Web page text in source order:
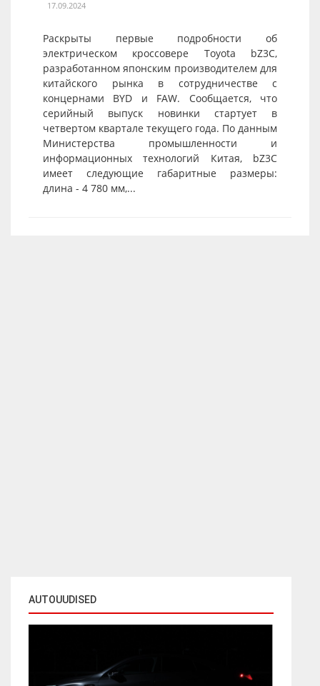
AUTOUUDISED
17.09.2024
Раскрыты первые подробности об
электрическом кроссовере Toyota bZ3C,
разработанном японским производителем для
китайского рынка в сотрудничестве с
концернами BYD и FAW. Сообщается, что
серийный выпуск новинки стартует в
четвертом квартале текущего года. По данным
Министерства промышленности и
информационных технологий Китая, bZ3C
имеет следующие габаритные размеры:
длина - 4 780 мм,...